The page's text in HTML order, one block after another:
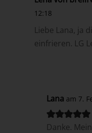
12:18
Liebe Lana, ja
einfrieren. LG
Lana am 7.
Danke.